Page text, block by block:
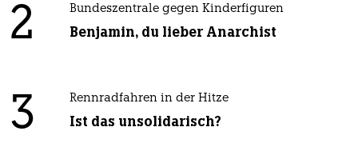
2 Bundeszentrale gegen Kinderfiguren
Benjamin, du lieber Anarchist
3 Rennradfahren in der Hitze
Ist das unsolidarisch?